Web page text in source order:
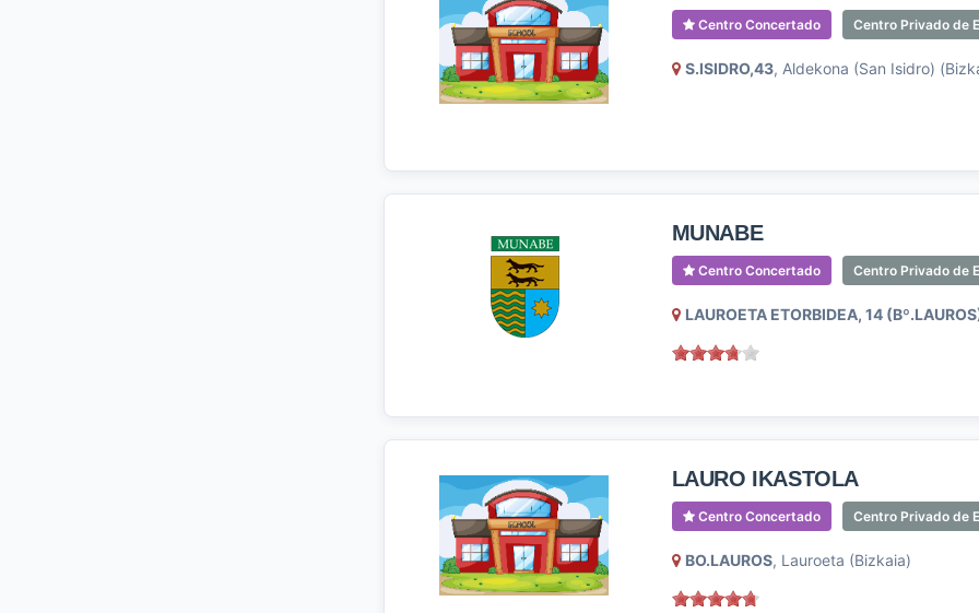
Centro Concertado Centro Privado de
S.ISIDRO,43, Aldekona (San Isidro)
MUNABE
Centro Concertado Centro Privado de
LAUROETA ETORBIDEA, 14
LAURO IKASTOLA
Centro Concertado Centro Privado de
BO.LAUROS, Lauroeta (Bizkaia)